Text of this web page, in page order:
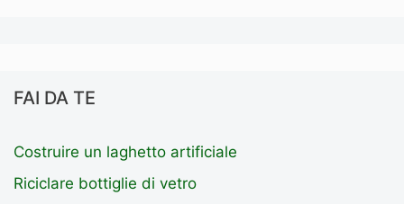
FAI DA TE
Costruire un laghetto artificiale
Riciclare bottiglie di vetro